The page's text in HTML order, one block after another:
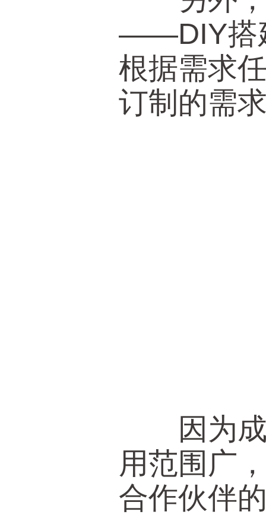
——DIY搭
根据需求
订制的需
因为成
用范围广
合作伙伴